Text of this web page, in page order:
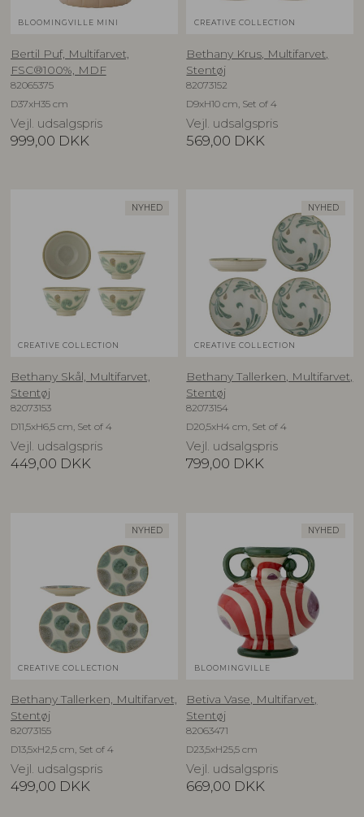
BLOOMINGVILLE MINI
Bertil Puf, Multifarvet,
FSC®100%, MDF
82065375
D37xH35 cm
Vejl. udsalgspris
999,00 DKK
CREATIVE COLLECTION
Bethany Krus, Multifarvet,
Stentøj
82073152
D9xH10 cm, Set of 4
Vejl. udsalgspris
569,00 DKK
NYHED
CREATIVE COLLECTION
Bethany Skål, Multifarvet,
Stentøj
82073153
D11,5xH6,5 cm, Set of 4
Vejl. udsalgspris
449,00 DKK
NYHED
CREATIVE COLLECTION
Bethany Tallerken, Multifarvet,
Stentøj
82073154
D20,5xH4 cm, Set of 4
Vejl. udsalgspris
799,00 DKK
NYHED
CREATIVE COLLECTION
Bethany Tallerken, Multifarvet,
Stentøj
82073155
D13,5xH2,5 cm, Set of 4
Vejl. udsalgspris
499,00 DKK
NYHED
BLOOMINGVILLE
Betiva Vase, Multifarvet,
Stentøj
82063471
D23,5xH25,5 cm
Vejl. udsalgspris
669,00 DKK